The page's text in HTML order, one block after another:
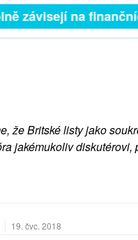
závisejí na
že Britské listy jako
jakémukoliv diskutérovi,
19. čvc. 2018